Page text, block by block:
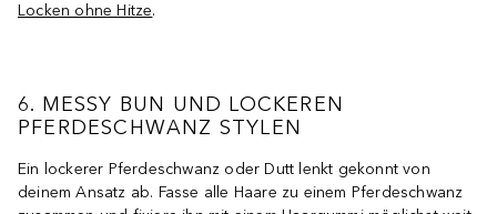
Locken ohne Hitze.
6. MESSY BUN UND LOCKEREN
PFERDESCHWANZ STYLEN
Ein lockerer Pferdeschwanz oder Dutt lenkt gekonnt von
deinem Ansatz ab. Fasse alle Haare zu einem Pferdeschwanz